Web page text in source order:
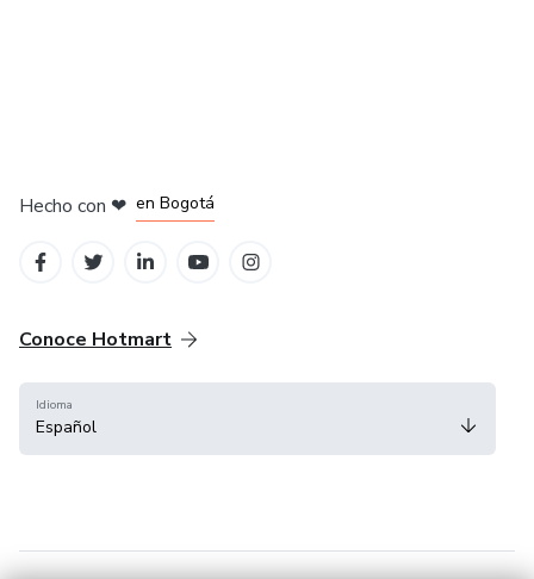
Hecho con ❤ en Bogotá
Conoce Hotmart
Idioma
Español